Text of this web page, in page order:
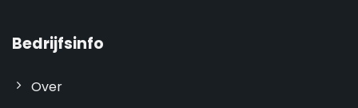
Bedrijfsinfo
Over